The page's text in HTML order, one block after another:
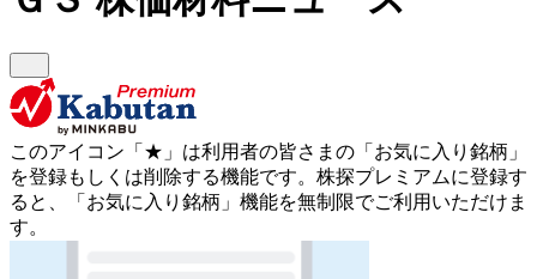
このアイコン 「★」 は利用者の皆さまの 「お気に入り銘柄」
を登録もしくは削除する機能です。 株探プレミアムに登録す
ると、「お気に入り銘柄」機能を無制限でご利用いただけま
す。